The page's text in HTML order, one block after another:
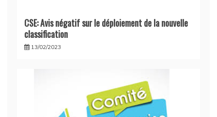
CSE: Avis négatif sur le déploiement de la nouvelle
classification
13/02/2023